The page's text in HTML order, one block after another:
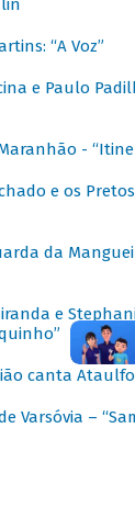
“A Voz”
e Paulo
-
e os
da
e
canta Ataulfo
Varsóvia –